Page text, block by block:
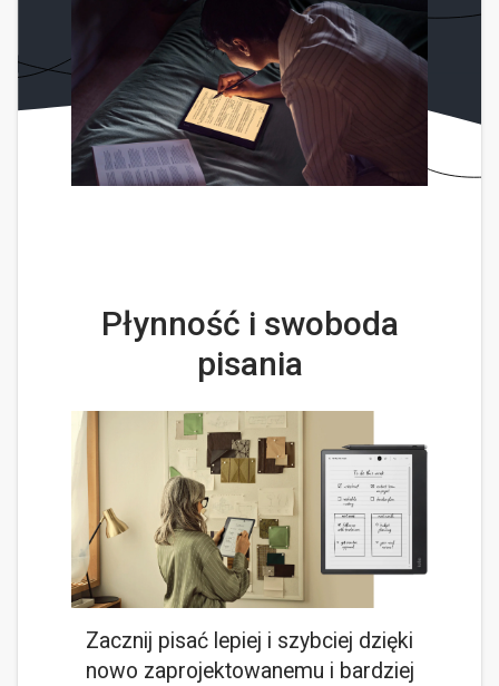
Płynność i swoboda
pisania
Zacznij pisać lepiej i szybciej dzięki
nowo zaprojektowanemu i bardziej